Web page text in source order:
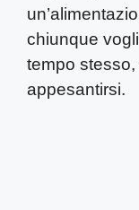
chiunque
tempo
appesantirsi.